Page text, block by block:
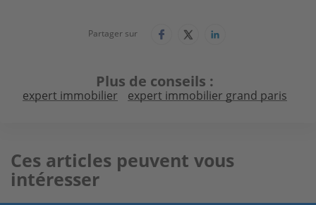
Partager sur
Plus de conseils
expert immobilier expert immobilier grand paris
Ces articles peuvent vous
intéresser